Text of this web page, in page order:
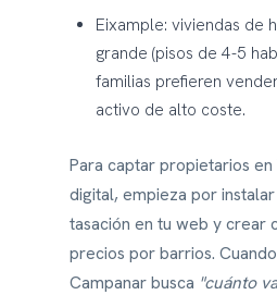
Eixample: viviendas de
grande (pisos de 4-5
familias prefieren
activo de alto coste.
Para captar propietarios
digital, empieza por
tasación en tu web y crear
precios por barrios.
Campanar busca "cuánto